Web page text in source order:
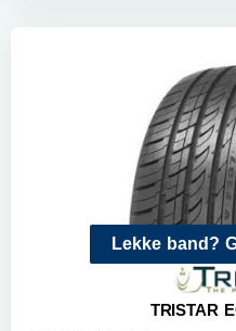
Lekke band?
TRISTAR